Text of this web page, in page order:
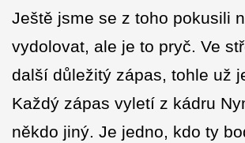
Ještě jsme se z toho pokusili
vydolovat, ale je to pryč. Ve
další důležitý zápas, tohle už
Každý zápas vyletí z kádru
někdo jiný. Je jedno, kdo ty